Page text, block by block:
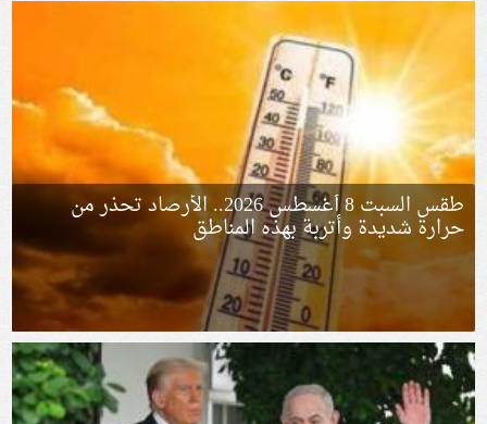
طقس السبت 8 أغسطس 2026.. الأرصاد تحذر من
حرارة شديدة وأتربة بهذه المناطق